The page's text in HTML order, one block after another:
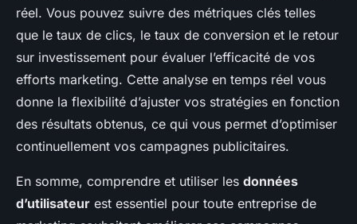
réel. Vous pouvez suivre des métriques clés telles
que le taux de clics, le taux de conversion et le retour
sur investissement pour évaluer l’efficacité de vos
efforts marketing. Cette analyse en temps réel vous
donne la flexibilité d’ajuster vos stratégies en fonction
des résultats obtenus, ce qui vous permet d’optimiser
continuellement vos campagnes publicitaires.
En somme, comprendre et utiliser les données
d’utilisateur est essentiel pour toute entreprise de